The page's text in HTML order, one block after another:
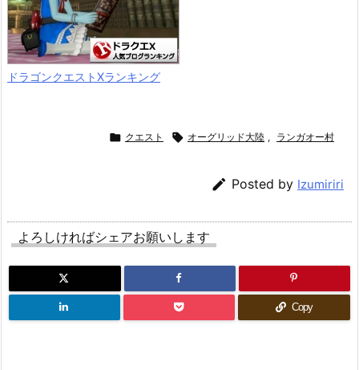
ドラゴンクエストXランキング
 クエスト  オーグリッド大陸 , ランガオー村
 Posted by Izumiriri
よろしければシェアお願いします
Copy